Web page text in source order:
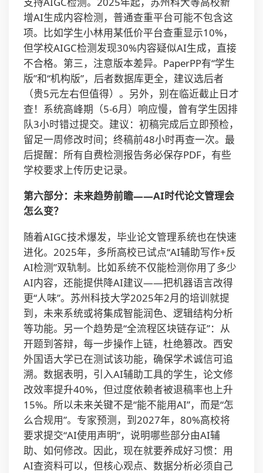
增AI生成内容检测，普通查重平台可能不包含这
项。比如学生小林用某低价平台查重显示10%，
但学校AIGC检测发现30%内容疑似AI生成，直接
不合格。第三，注意版本差异。PaperPP有“学生
版”和“机构版”，后者数据库更全，建议选后者
（贵5元左右但值得）。另外，别在临近截止日才
查！系统高峰期（5-6月）响应慢，曾有学生因排
队3小时错过提交。建议：初稿完成后立即预检，
留足一周修改时间；终稿前48小时再查一次。最
后提醒：所有自费检测报告务必保存PDF，有些
学校要求上传历史记录。
第六部分：未来趋势前瞻——AI时代论文管理会
怎么变？
随着AIGC技术爆发，毕业论文管理系统也在快速
进化。2025年，多所高校已试点“AI辅助写作+反
AI检测”双轨制。比如系统不仅能检测你用了多少
AI内容，还能提供降AI建议——把机器语言改得
更“人味”。苏州科技大学2025年2月的培训就提
到，未来系统或将集成智能润色、逻辑结构分析
等功能。另一个趋势是“全流程区块链存证”：从
开题到答辩，每一步操作上链，杜绝篡改。西安
外国语大学已在测试该功能，确保学术诚信可追
溯。数据表明，引入AI辅助工具的学生，论文修
改效率提升40%，但过度依赖者被退稿率也上升
15%。所以未来关键不是“能不能用AI”，而是“怎
么合规用”。专家预测，到2027年，80%高校将
要求提交“AI使用声明”，说明哪些部分由AI辅
助、如何修改。因此，现在就要养成好习惯：用
AI查资料可以，但核心观点、数据分析必须自己